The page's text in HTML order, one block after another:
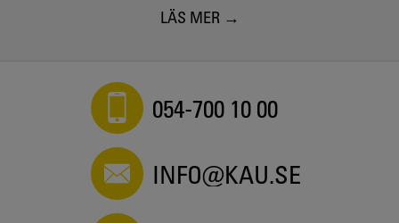
LÄS MER
054-700 10 00
INFO@KAU.SE